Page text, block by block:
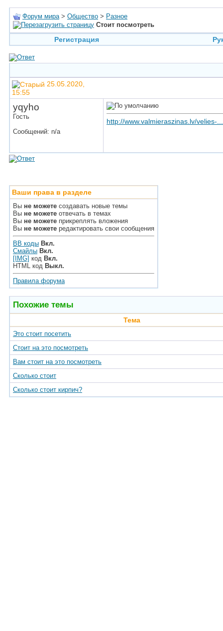
Форум мира > Общество > Разное
Стоит посмотреть
Регистрация
25.05.2020,
15:55
yqyho
Гость
Сообщений: n/a
http://www.valmieraszinas.lv/velies-
Ваши права в разделе
Вы не можете создавать новые темы
Вы не можете отвечать в темах
Вы не можете прикреплять вложения
Вы не можете редактировать свои сообщения
BB коды Вкл.
Смайлы Вкл.
[IMG] код Вкл.
HTML код Выкл.
Правила форума
Похожие темы
Тема
Это стоит посетить
Стоит на это посмотреть
Вам стоит на это посмотреть
Сколько стоит
Сколько стоит кирпич?